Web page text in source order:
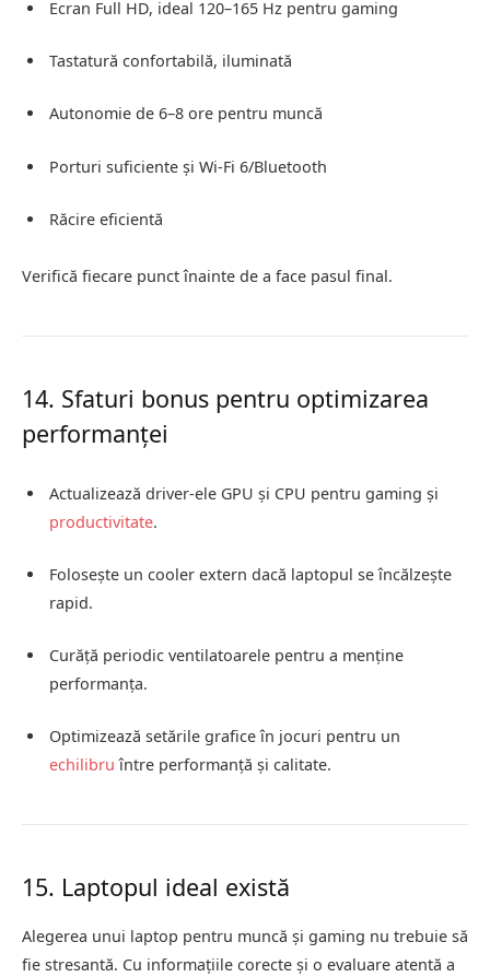
Ecran Full HD, ideal 120–165 Hz pentru gaming
Tastatură confortabilă, iluminată
Autonomie de 6–8 ore pentru muncă
Porturi suficiente și Wi-Fi 6/Bluetooth
Răcire eficientă
Verifică fiecare punct înainte de a face pasul final.
14. Sfaturi bonus pentru optimizarea
performanței
Actualizează driver-ele GPU și CPU pentru gaming și
productivitate.
Folosește un cooler extern dacă laptopul se încălzește
rapid.
Curăță periodic ventilatoarele pentru a menține
performanța.
Optimizează setările grafice în jocuri pentru un
echilibru între performanță și calitate.
15. Laptopul ideal există
Alegerea unui laptop pentru muncă și gaming nu trebuie să
fie stresantă. Cu informațiile corecte și o evaluare atentă a